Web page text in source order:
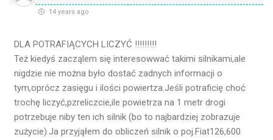
14 years ago
DLA POTRAFIĄCYCH LICZYĆ !!!!!!!!!
Też kiedyś zacząlem się interesowwać takimi silnikami,ale
nigdzie nie można było dostać zadnych informacji o
tym,oprócz zasięgu i ilości powiertza.Jeśli potraficię choć
trochę liczyć,pzreliczcie,ile powietrza na 1 metr drogi
potrzebuje niby ten ich silnik (bo to najbardziej zobrazuje
zużycie).Ja przyjąłem do obliczeń silnik o poj.Fiat126,600